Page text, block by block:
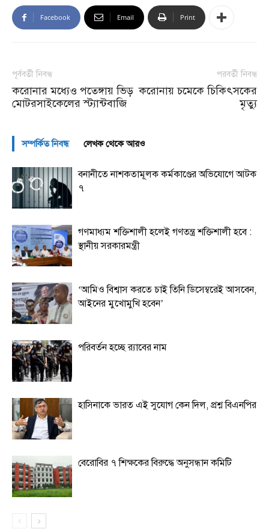
Facebook Email Print
পূর্ববর্তী নিবন্ধ
করোনার মধ্যেও পতেঙ্গায় ভিড়
মোটরসাইকেলের স্ট্যান্টবাজি
পরবর্তী নিবন্ধ
করোনায় চমেকে চিকিৎসকের
মৃত্যু
সম্পর্কিত নিবন্ধ লেখক থেকে আরও
বনানীতে নাশকতামূলক কর্মকাণ্ডের অভিযোগে আটক
৭
গণমাধ্যম শক্তিশালী হলেই গণতন্ত্র শক্তিশালী হবে :
স্থানীয় সরকারমন্ত্রী
‘আমিও বিশ্বাস করতে চাই তিনি ডিসেম্বরেই আসবেন,
আইনের মুখোমুখি হবেন’
পরিবর্তন হচ্ছে র‌্যাবের নাম
হাসিনাকে ভারত এই সুযোগ কেন দিল, প্রশ্ন বিএনপির
বেরোবির ৭ শিক্ষকের বিরুদ্ধে অনুসন্ধান কমিটি